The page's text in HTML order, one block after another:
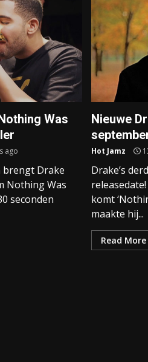
Was
ago
brengt Drake
Nothing Was
seconden
Nieuwe
Hot Jamz
Drake’s
komt
maakte hij...
Read More